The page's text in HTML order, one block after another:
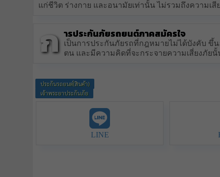
แก่ชีวิต ร่างกาย และอนามัยเท่านั้น ไม่รวมถึงความเ
ก ารประกันภัยรถยนต์ภาคสมัครใจ
เป็นการประกันภัยรถที่กฎหมายไม่ได้บังคับ ขึ้
ตน และมีความคิดที่จะกระจายความเสี่ยงภัย
ประกันรถยนต์(สินค้า)
เจ้าพระยาประกันภัย
LINE